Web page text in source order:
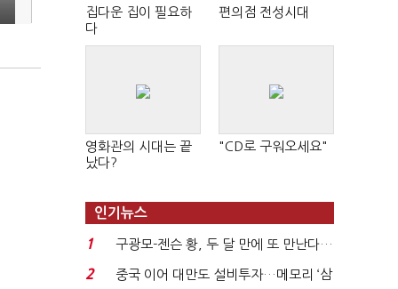
집다운 집이 필요하
다
편의점 전성시대
영화관의 시대는 끝
났다?
"CD로 구워오세요"
인기뉴스
1
구광모-젠슨 황, 두 달 만에 또 만난다…
로봇·AI 등 논...
2
중국 이어 대만도 설비투자…메모리 ‘삼